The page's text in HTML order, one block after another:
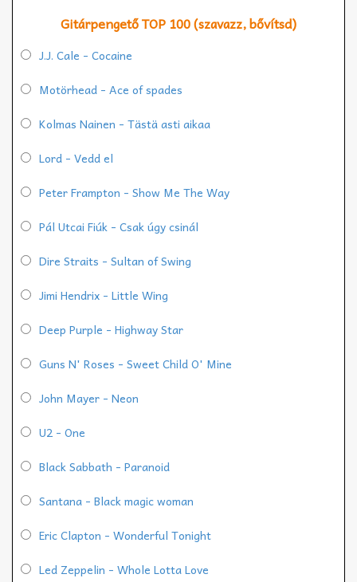
Gitárpengető TOP 100 (szavazz, bővítsd)
J.J. Cale - Cocaine
Motörhead - Ace of spades
Kolmas Nainen - Tästä asti aikaa
Lord - Vedd el
Peter Frampton - Show Me The Way
Pál Utcai Fiúk - Csak úgy csinál
Dire Straits - Sultan of Swing
Jimi Hendrix - Little Wing
Deep Purple - Highway Star
Guns N' Roses - Sweet Child O' Mine
John Mayer - Neon
U2 - One
Black Sabbath - Paranoid
Santana - Black magic woman
Eric Clapton - Wonderful Tonight
Led Zeppelin - Whole Lotta Love